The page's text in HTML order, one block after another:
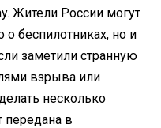
Жители России могут
беспилотниках, но и
заметили странную
взрыва или
несколько
передана в